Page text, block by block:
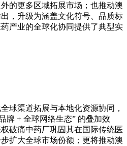
的更多区域拓展市场；也推动澳
，升级为涵盖文化符号、品质标
产业的全球化协同提供了典型实
球渠道拓展与本地化资源协同，
牌 + 全球网络生态” 的叠加效
破痛中药厂巩固其在国际传统医
扩大全球市场份额；更将推动澳